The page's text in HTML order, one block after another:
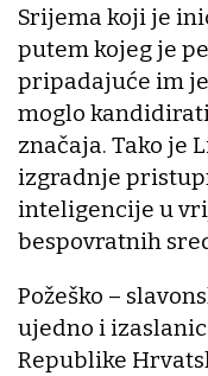
Srijema koji je
putem kojeg je
pripadajuće im
moglo
značaja. Tako je
izgradnje
inteligencije u
bespovratnih
Požeško –
ujedno i
Republike